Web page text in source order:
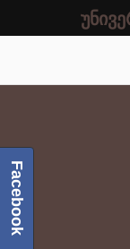
Facebook